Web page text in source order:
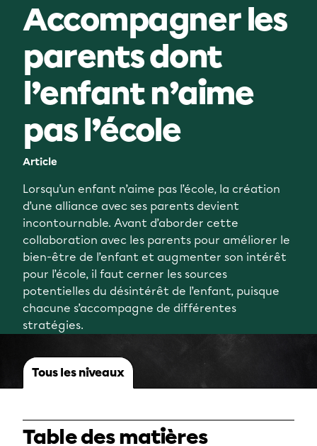
Accompagner les
parents dont
l’enfant n’aime
pas l’école
Article
Lorsqu’un enfant n’aime pas l’école, la création
d’une alliance avec ses parents devient
incontournable. Avant d’aborder cette
collaboration avec les parents pour améliorer le
bien-être de l’enfant et augmenter son intérêt
pour l’école, il faut cerner les sources
potentielles du désintérêt de l’enfant, puisque
chacune s’accompagne de différentes
stratégies.
Tous les niveaux
Table des matières